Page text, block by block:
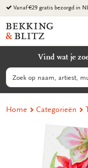
Ga
naar
content
Vanaf €29 gratis bezorgd in
Bekking
&
B.V.
Vind wat je
Zoeken
Home Categorieën